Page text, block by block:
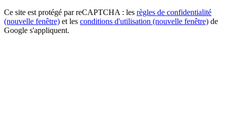
Ce site est protégé par reCAPTCHA : les règles de confidentialité
(nouvelle fenêtre) et les conditions d'utilisation (nouvelle fenêtre) de
Google s'appliquent.